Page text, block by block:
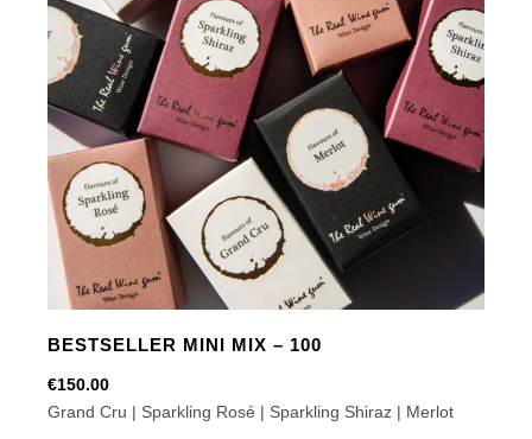
BESTSELLER MINI MIX – 100
€150.00
Grand Cru | Sparkling Rosé | Sparkling Shiraz | Merlot